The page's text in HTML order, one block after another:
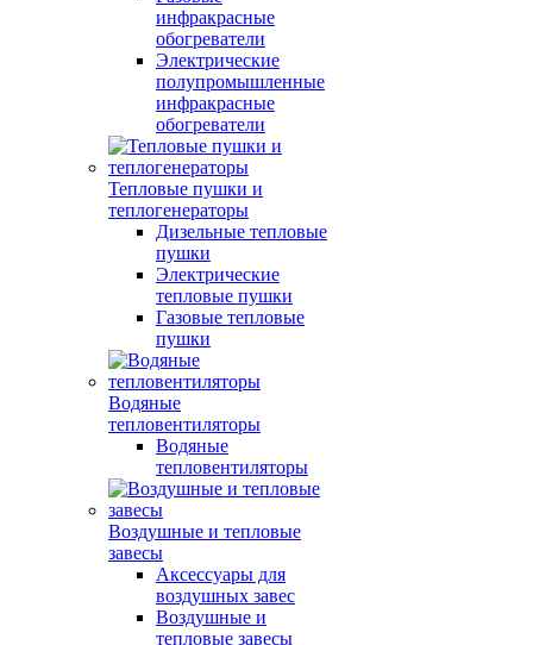
инфракрасные
обогреватели
Электрические
полупромышленные
инфракрасные
обогреватели
Тепловые пушки и
теплогенераторы
Дизельные тепловые
пушки
Электрические
тепловые пушки
Газовые тепловые
пушки
Водяные
тепловентиляторы
Водяные
тепловентиляторы
Воздушные и тепловые
завесы
Аксессуары для
воздушных завес
Воздушные и
тепловые завесы